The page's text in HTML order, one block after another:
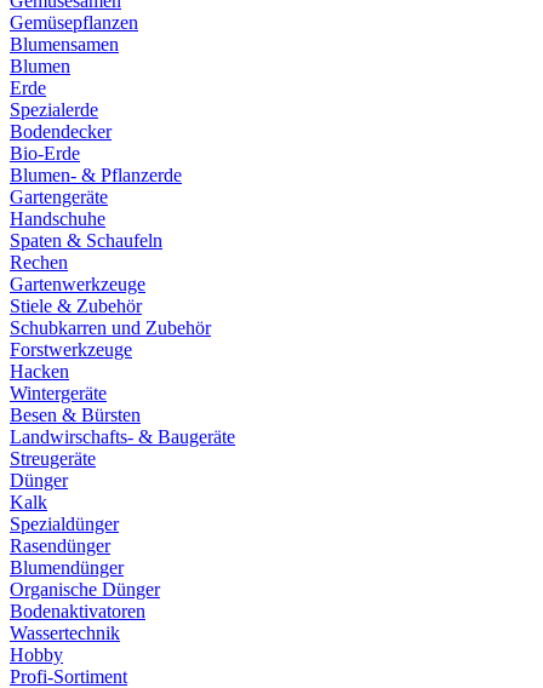
Gemüsepflanzen
Blumensamen
Blumen
Erde
Spezialerde
Bodendecker
Bio-Erde
Blumen- & Pflanzerde
Gartengeräte
Handschuhe
Spaten & Schaufeln
Rechen
Gartenwerkzeuge
Stiele & Zubehör
Schubkarren und Zubehör
Forstwerkzeuge
Hacken
Wintergeräte
Besen & Bürsten
Landwirschafts- & Baugeräte
Streugeräte
Dünger
Kalk
Spezialdünger
Rasendünger
Blumendünger
Organische Dünger
Bodenaktivatoren
Wassertechnik
Hobby
Profi-Sortiment